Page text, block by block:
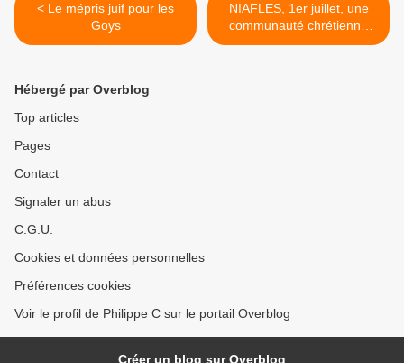
< Le mépris juif pour les
Goys
NIAFLES, 1er juillet, une
communauté chrétienne
jetée à la rue >
Hébergé par Overblog
Top articles
Pages
Contact
Signaler un abus
C.G.U.
Cookies et données personnelles
Préférences cookies
Voir le profil de Philippe C sur le portail Overblog
Créer un blog sur Overblog